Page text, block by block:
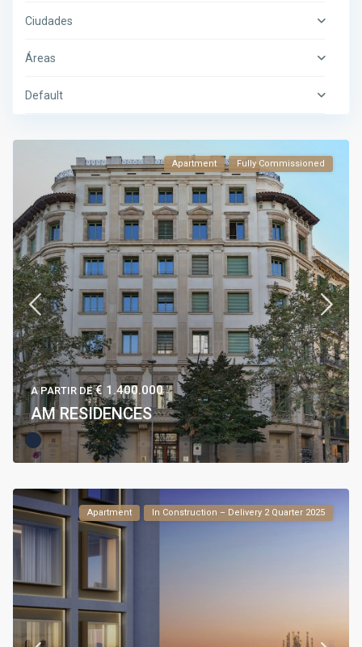
Ciudades
Áreas
Default
Apartment Fully Commissioned
A PARTIR DE€ 1.400.000
AM RESIDENCES
Apartment In Construction – Delivery 2 Quarter 2025